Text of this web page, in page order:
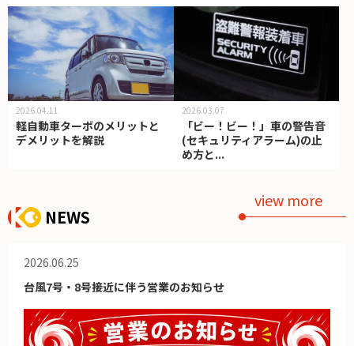
2026.04.11
軽自動車ターボのメリットと
デメリットを解説
2026.03.07
「ビー！ビー！」車の警告音
(セキュリティアラーム)の止
め方と...
view more
NEWS
2026.06.25
台風7号・8号接近に伴う営業のお知らせ